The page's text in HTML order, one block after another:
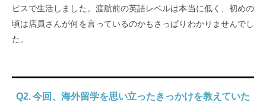
ピスで生活しました。渡航前の英語レベルは本当に低く、初めの
頃は店員さんが何を言っているのかもさっぱりわかりませんでし
た。
Q2. 今回、海外留学を思い立ったきっかけを教えていた